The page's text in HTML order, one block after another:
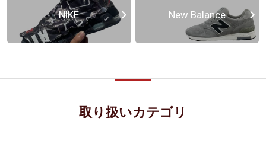
NIKE New Balance
取り扱いカテゴリ